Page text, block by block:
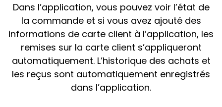
Dans l’application, vous pouvez voir l’état de
la commande et si vous avez ajouté des
informations de carte client à l’application, les
remises sur la carte client s’appliqueront
automatiquement. L’historique des achats et
les reçus sont automatiquement enregistrés
dans l’application.